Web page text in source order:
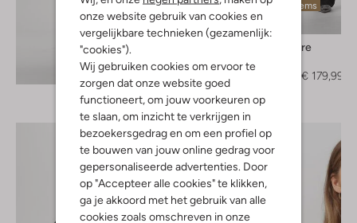
onze website gebruik van cookies en
vergelijkbare technieken (gezamenlijk:
"cookies").
Wij gebruiken cookies om ervoor te
zorgen dat onze website goed
functioneert, om jouw voorkeuren op
te slaan, om inzicht te verkrijgen in
bezoekersgedrag en om een profiel op
te bouwen van jouw online gedrag voor
gepersonaliseerde advertenties. Door
op "Accepteer alle cookies" te klikken,
ga je akkoord met het gebruik van alle
cookies zoals omschreven in onze
Ontdek de look
Laatste items
-10%
Co'couture
€ 179,99